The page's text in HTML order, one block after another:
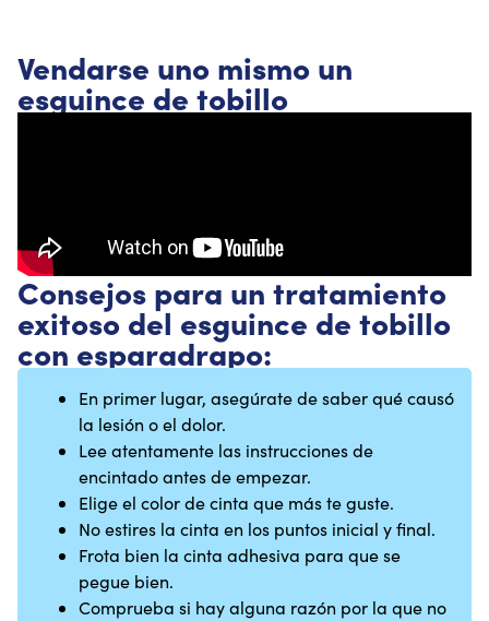
Vendarse uno mismo un
esguince de tobillo
Consejos para un tratamiento
exitoso del esguince de tobillo
con esparadrapo:
En primer lugar, asegúrate de saber qué causó
la lesión o el dolor.
Lee atentamente las instrucciones de
encintado antes de empezar.
Elige el color de cinta que más te guste.
No estires la cinta en los puntos inicial y final.
Frota bien la cinta adhesiva para que se
pegue bien.
Comprueba si hay alguna razón por la que no